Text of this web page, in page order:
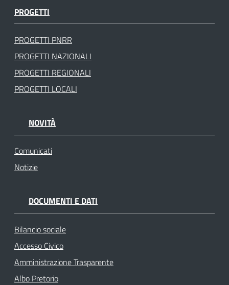
PROGETTI
PROGETTI PNRR
PROGETTI NAZIONALI
PROGETTI REGIONALI
PROGETTI LOCALI
NOVITÀ
Comunicati
Notizie
DOCUMENTI E DATI
Bilancio sociale
Accesso Civico
Amministrazione Trasparente
Albo Pretorio